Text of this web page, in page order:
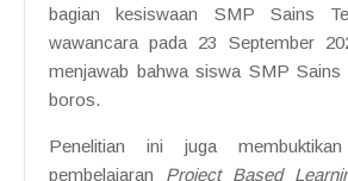
bagian kesiswaan SMP Sains
wawancara pada 23 September
menjawab bahwa siswa SMP Sains
boros.
Penelitian ini juga
pembelajaran Project Based